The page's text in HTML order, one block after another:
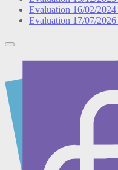
Evaluation 16/02/2024
Evaluation 17/07/2026